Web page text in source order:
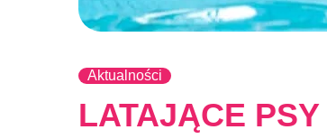
Aktualności
LATAJĄCE